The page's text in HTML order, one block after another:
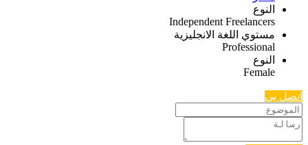
النوع
Independent Freelancers
مستوي اللغة الانجليزية
Professional
النوع
Female
اتصل بي